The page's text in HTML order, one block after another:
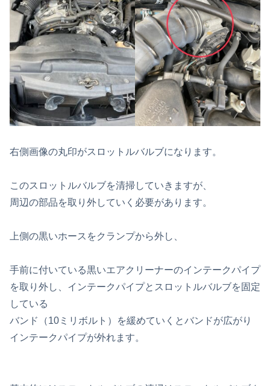
右側画像の丸印がスロットルバルブになります。
このスロットルバルブを清掃していきますが、
周辺の部品を取り外していく必要があります。
上側の黒いホースをクランプから外し、
手前に付いている黒いエアクリーナーのインテークパイプ
を取り外し、インテークパイプとスロットルバルブを固定
している
バンド（10ミリボルト）を緩めていくとバンドが広がり
インテークパイプが外れます。